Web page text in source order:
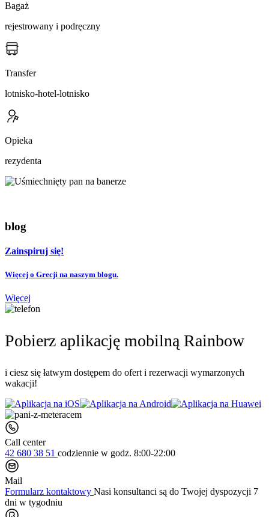
Bagaż
rejestrowany i podręczny
Transfer
lotnisko-hotel-lotnisko
Opieka
rezydenta
blog
Zainspiruj się!
Więcej o Grecji na naszym blogu.
Więcej
Pobierz aplikację mobilną Rainbow
i ciesz się łatwym dostępem do ofert i rezerwacji wymarzonych
wakacji!
Call center
42 680 38 51 codziennie w godz. 8:00-22:00
Mail
Formularz kontaktowy Nasi konsultanci są do Twojej dyspozycji 7
dni w tygodniu